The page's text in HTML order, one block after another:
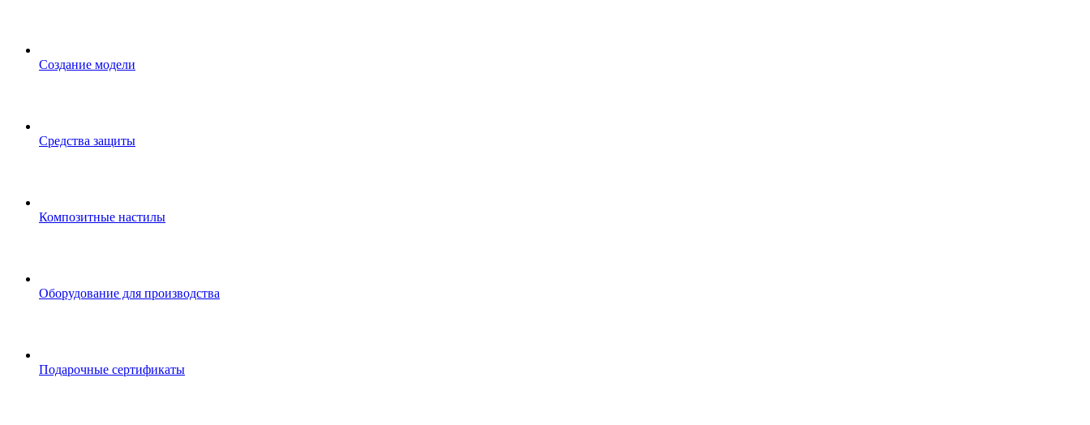
Создание модели
Средства защиты
Композитные настилы
Оборудование для производства
Подарочные сертификаты